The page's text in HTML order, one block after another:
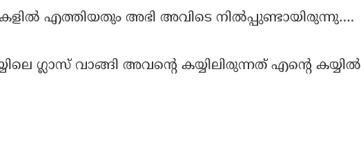
എത്തിയതും അഭി അവിടെ നിൽപ്പുണ്ടായിരുന്നു….
ഗ്ലാസ് വാങ്ങി അവന്റെ കയ്യിലിരുന്നത് എന്റെ കയ്യിൽ